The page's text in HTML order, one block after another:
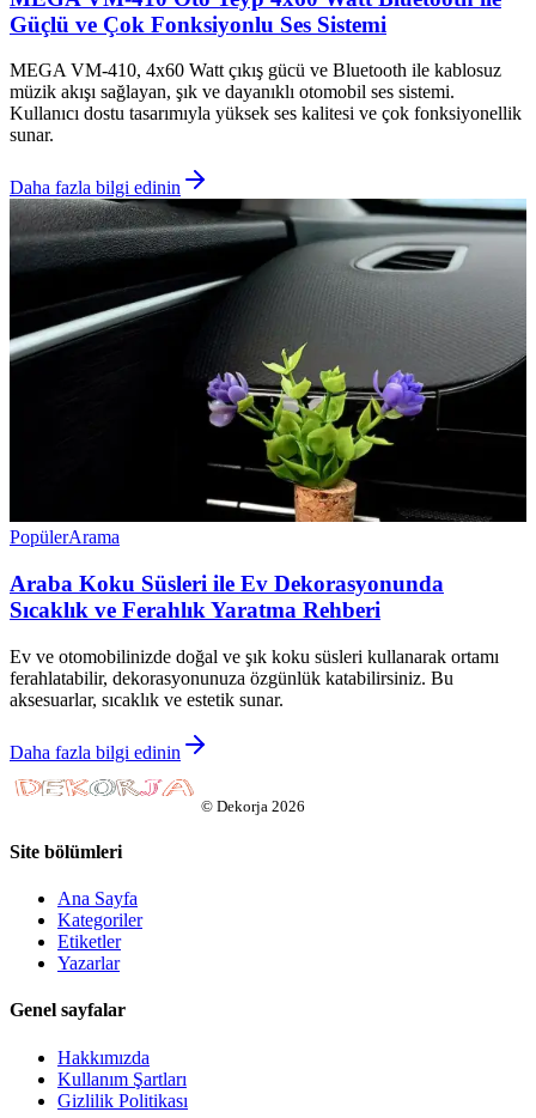
Güçlü ve Çok Fonksiyonlu Ses Sistemi
MEGA VM-410, 4x60 Watt çıkış gücü ve Bluetooth ile kablosuz
müzik akışı sağlayan, şık ve dayanıklı otomobil ses sistemi.
Kullanıcı dostu tasarımıyla yüksek ses kalitesi ve çok fonksiyonellik
sunar.
Daha fazla bilgi edinin
PopülerArama
Araba Koku Süsleri ile Ev Dekorasyonunda
Sıcaklık ve Ferahlık Yaratma Rehberi
Ev ve otomobilinizde doğal ve şık koku süsleri kullanarak ortamı
ferahlatabilir, dekorasyonunuza özgünlük katabilirsiniz. Bu
aksesuarlar, sıcaklık ve estetik sunar.
Daha fazla bilgi edinin
© Dekorja 2026
Site bölümleri
Ana Sayfa
Kategoriler
Etiketler
Yazarlar
Genel sayfalar
Hakkımızda
Kullanım Şartları
Gizlilik Politikası